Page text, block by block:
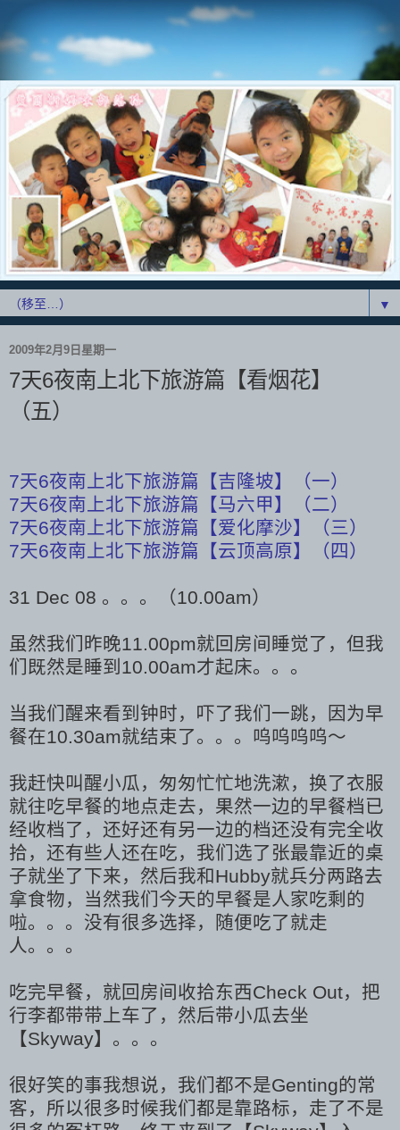
▼
2009年2月9日星期一
7天6夜南上北下旅游篇【看烟花】
（五）
7天6夜南上北下旅游篇【吉隆坡】（一）
7天6夜南上北下旅游篇【马六甲】（二）
7天6夜南上北下旅游篇【爱化摩沙】（三）
7天6夜南上北下旅游篇【云顶高原】（四）
31 Dec 08 。。。（10.00am）
虽然我们昨晚11.00pm就回房间睡觉了，但我
们既然是睡到10.00am才起床。。。
当我们醒来看到钟时，吓了我们一跳，因为早
餐在10.30am就结束了。。。呜呜呜呜～
我赶快叫醒小瓜，匆匆忙忙地洗漱，换了衣服
就往吃早餐的地点走去，果然一边的早餐档已
经收档了，还好还有另一边的档还没有完全收
拾，还有些人还在吃，我们选了张最靠近的桌
子就坐了下来，然后我和Hubby就兵分两路去
拿食物，当然我们今天的早餐是人家吃剩的
啦。。。没有很多选择，随便吃了就走
人。。。
吃完早餐，就回房间收拾东西Check Out，把
行李都带带上车了，然后带小瓜去坐
【Skyway】。。。
很好笑的事我想说，我们都不是Genting的常
客，所以很多时候我们都是靠路标，走了不是